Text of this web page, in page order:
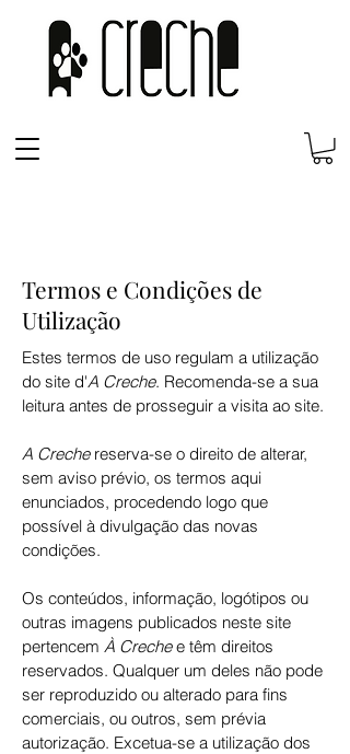
Termos e Condições de
Utilização
Estes termos de uso regulam a utilização
do site d'A Creche. Recomenda-se a sua
leitura antes de prosseguir a visita ao site.
A Crechereserva-se o direito de alterar,
sem aviso prévio, os termos aqui
enunciados, procedendo logo que
possível à divulgação das novas
condições.
Os conteúdos, informação, logótipos ou
outras imagens publicados neste site
pertencem À Crechee têm direitos
reservados. Qualquer um deles não pode
ser reproduzido ou alterado para fins
comerciais, ou outros, sem prévia
autorização. Excetua-se a utilização dos